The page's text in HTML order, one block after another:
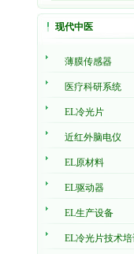
现代中医
薄膜传感器
医疗科研系统
EL冷光片
近红外脑电仪
EL原材料
EL驱动器
EL生产设备
EL冷光片技术